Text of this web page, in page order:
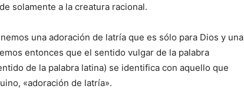
solamente a la creatura racional.
una adoración de latría que es sólo para Dios y una
entonces que el sentido vulgar de la palabra
de la palabra latina) se identifica con aquello que
«adoración de latría».